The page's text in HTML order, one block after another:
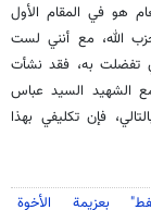
هو في المقام الأول
الله، مع أنني لست
تفضلت به، فقد نشأت
مع الشهيد السيد عباس
فإن تكليفي بهذا
بعزيمة الأخوة